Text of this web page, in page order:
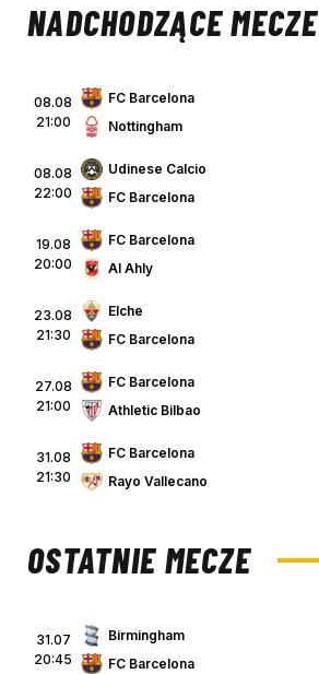
NADCHODZĄCE MECZE
08.08
21:00
FC Barcelona
Nottingham
08.08
22:00
Udinese Calcio
FC Barcelona
19.08
20:00
FC Barcelona
Al Ahly
23.08
21:30
Elche
FC Barcelona
27.08
21:00
FC Barcelona
Athletic Bilbao
31.08
21:30
FC Barcelona
Rayo Vallecano
OSTATNIE MECZE
31.07
20:45
Birmingham
FC Barcelona